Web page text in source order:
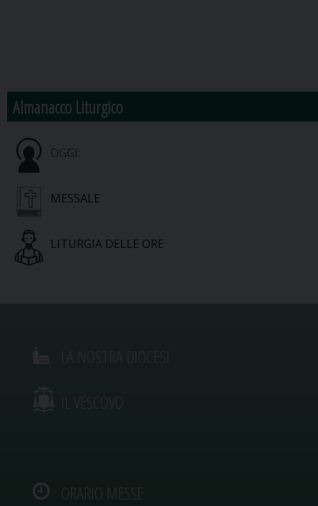
Almanacco Liturgico
OGGI:
MESSALE
LITURGIA DELLE ORE
IL VESCOVO
ORARIO MESSE